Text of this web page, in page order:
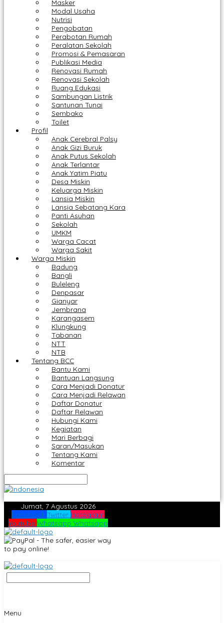
Masker
Modal Usaha
Nutrisi
Pengobatan
Perabotan Rumah
Peralatan Sekolah
Promosi & Pemasaran
Publikasi Media
Renovasi Rumah
Renovasi Sekolah
Ruang Edukasi
Sambungan Listrik
Santunan Tunai
Sembako
Toilet
Profil
Anak Cerebral Palsy
Anak Gizi Buruk
Anak Putus Sekolah
Anak Terlantar
Anak Yatim Piatu
Desa Miskin
Keluarga Miskin
Lansia Miskin
Lansia Sebatang Kara
Panti Asuhan
Sekolah
UMKM
Warga Cacat
Warga Sakit
Warga Miskin
Badung
Bangli
Buleleng
Denpasar
Gianyar
Jembrana
Karangasem
Klungkung
Tabanan
NTT
NTB
Tentang BCC
Bantu Kami
Bantuan Langsung
Cara Menjadi Donatur
Cara Menjadi Relawan
Daftar Donatur
Daftar Relawan
Hubungi Kami
Kegiatan
Mari Berbagi
Saran/Masukan
Tentang Kami
Komentar
Jumat, 7 Agustus 2026
Facebook Twitter Instagram
Youtube Whatsapp Whatsapp
Menu